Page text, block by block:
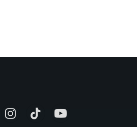
InstagramTikTok YouTube